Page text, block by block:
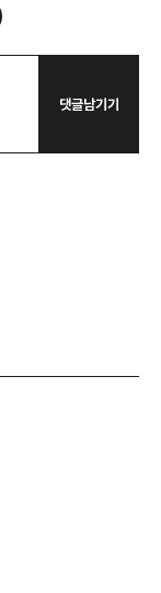
댓글남기기